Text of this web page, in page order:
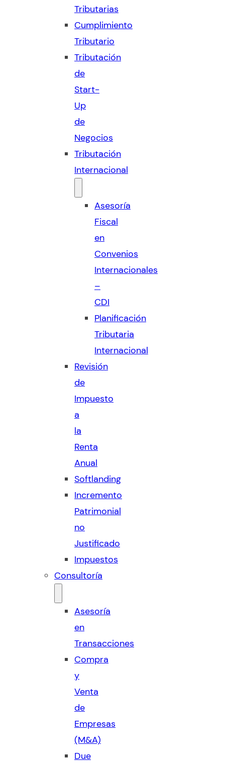
Tributarias
Cumplimiento
Tributario
Tributación
de
Start-
Up
de
Negocios
Tributación
Internacional
Asesoría
Fiscal
en
Convenios
Internacionales
–
CDI
Planificación
Tributaria
Internacional
Revisión
de
Impuesto
a
la
Renta
Anual
Softlanding
Incremento
Patrimonial
no
Justificado
Impuestos
Consultoría
Asesoría
en
Transacciones
Compra
y
Venta
de
Empresas
(M&A)
Due